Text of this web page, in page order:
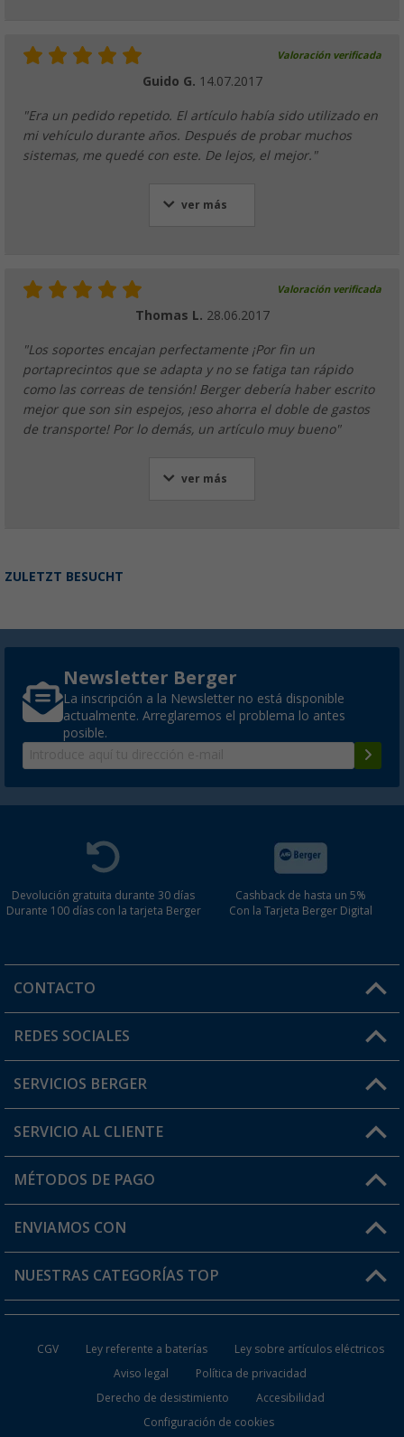
Valoración verificada
Guido G. 14.07.2017
"Era un pedido repetido. El artículo había sido utilizado en
mi vehículo durante años. Después de probar muchos
sistemas, me quedé con este. De lejos, el mejor."
ver más
Valoración verificada
Thomas L. 28.06.2017
"Los soportes encajan perfectamente ¡Por fin un
portaprecintos que se adapta y no se fatiga tan rápido
como las correas de tensión! Berger debería haber escrito
mejor que son sin espejos, ¡eso ahorra el doble de gastos
de transporte! Por lo demás, un artículo muy bueno"
ver más
ZULETZT BESUCHT
Newsletter Berger
La inscripción a la Newsletter no está disponible
actualmente. Arreglaremos el problema lo antes
posible.
Devolución gratuita durante 30 días
Durante 100 días con la tarjeta Berger
Cashback de hasta un 5%
Con la Tarjeta Berger Digital
CONTACTO
Horario de atención al cliente:
¿Tienes alguna duda?
REDES SOCIALES
SERVICIOS BERGER
Conviértete en distribuidor
Mi cuenta
Tarjeta Berger Digital
SERVICIO AL CLIENTE
FAQ y Contacto
Información de envío
¿Dónde está mi pedido?
MÉTODOS DE PAGO
ENVIAMOS CON
NUESTRAS CATEGORÍAS TOP
Muebles de Camping
CGV Ley referente a baterías
Ley sobre artículos eléctricos
Aviso legal
Política de privacidad
Derecho de desistimiento
Accesibilidad
Configuración de cookies